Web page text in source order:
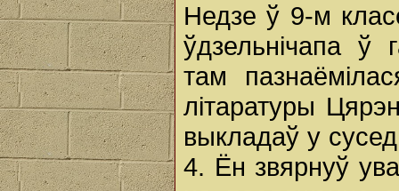
Недзе ў 9-м
ўдзельнічапа ў
там
літаратуры
выкладаў у
4. Ён звярнуў